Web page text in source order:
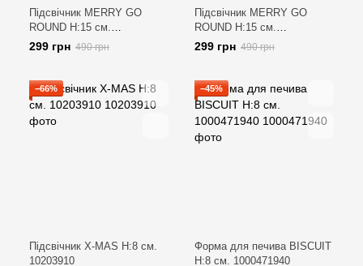
Підсвічник MERRY GO
ROUND H:15 см.
1000398216
299 грн 490 грн
Підсвічник MERRY GO
ROUND H:15 см.
1000398207
299 грн 490 грн
−66%
Підсвічник X-MAS H:8 см.
10203910
−45%
Форма для печива BISCUIT
H:8 см. 1000471940